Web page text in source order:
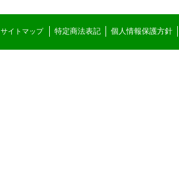
サイトマップ 特定商法表記 個人情報保護方針